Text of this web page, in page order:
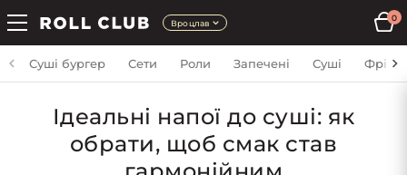
Вроцлав
0
Суші бургер Сети Роли Запечені Суші Фрі
Ідеальні напої до суші: як
обрати, щоб смак став